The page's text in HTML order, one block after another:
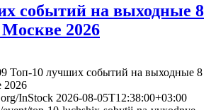
событий на выходные 8
Москве 2026
Топ-10 лучших событий на выходные 8
2026
InStock 2026-08-05T12:38:00+03:00